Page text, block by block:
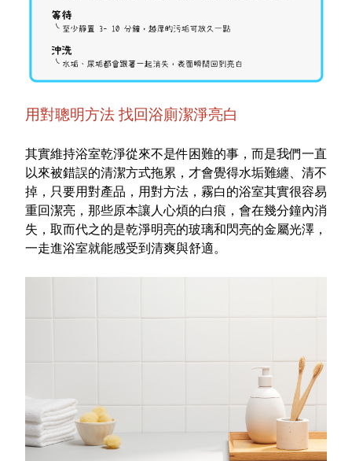
用對聰明方法 找回浴廁潔淨亮白
其實維持浴室乾淨從來不是件困難的事，而是我們一直
以來被錯誤的清潔方式拖累，才會覺得水垢難纏、清不
掉，只要用對產品，用對方法，霧白的浴室其實很容易
重回潔亮，那些原本讓人心煩的白痕，會在幾分鐘內消
失，取而代之的是乾淨明亮的玻璃和閃亮的金屬光澤，
一走進浴室就能感受到清爽與舒適。